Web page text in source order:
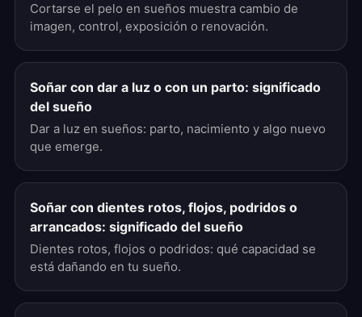
Cortarse el pelo en sueños muestra cambio de
imagen, control, exposición o renovación.
Soñar con dar a luz o con un parto: significado
del sueño
Dar a luz en sueños: parto, nacimiento y algo nuevo
que emerge.
Soñar con dientes rotos, flojos, podridos o
arrancados: significado del sueño
Dientes rotos, flojos o podridos: qué capacidad se
está dañando en tu sueño.